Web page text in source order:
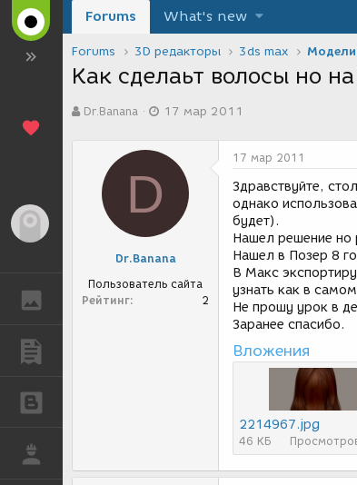
ГАЛЕРЕЯ
Forums What's new
Forums 3D редакторы 3ds max
Как сделаьт волосы но
в
Dr.Banana
а
а
и
я
17 мар 2011
D
Dr.Banana
Пользователь сайта
Рейтинг
2
17 мар 2011
Здравствуйте,
однако
будет).
Нашел решение но
Нашел в Позер 8
В Макс
узнать как в
Не прошу урок в
Заранее спасибо.
Вложения
2214967.jpg
46 КБ